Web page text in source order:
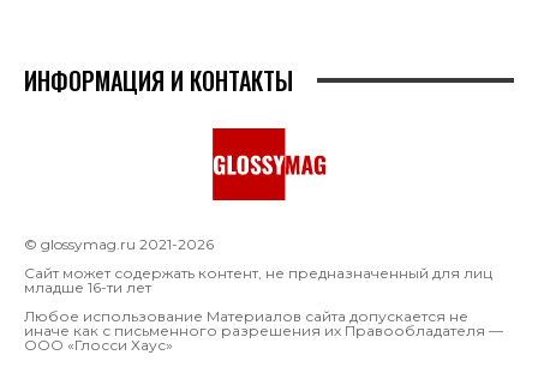
ИНФОРМАЦИЯ И КОНТАКТЫ
© glossymag.ru 2021-2026
Сайт может содержать контент, не предназначенный для лиц
младше 16-ти лет
Любое использование Материалов сайта допускается не
иначе как с письменного разрешения их Правообладателя —
OOO «Глосси Хаус»